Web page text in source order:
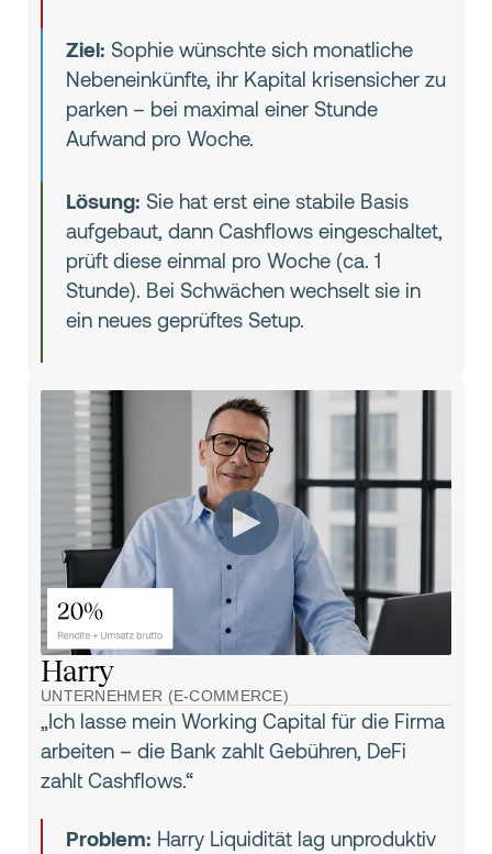
Ziel: Sophie wünschte sich monatliche
Nebeneinkünfte, ihr Kapital krisensicher zu
parken – bei maximal einer Stunde
Aufwand pro Woche.
Lösung: Sie hat erst eine stabile Basis
aufgebaut, dann Cashflows eingeschaltet,
prüft diese einmal pro Woche (ca. 1
Stunde). Bei Schwächen wechselt sie in
ein neues geprüftes Setup.
Harry
UNTERNEHMER (E-COMMERCE)
„Ich lasse mein Working Capital für die Firma
arbeiten – die Bank zahlt Gebühren, DeFi
zahlt Cashflows.“
Problem: Harry Liquidität lag unproduktiv